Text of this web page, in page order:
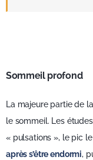
Sommeil profond
La majeure partie de
le sommeil. Les
« pulsations », le pic
après s’être endormi,